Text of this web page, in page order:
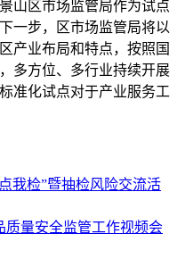
山区市场监管局作为试点
一步，区市场监管局将以
产业布局和特点，按照国
多方位、多行业持续开展
准化试点对于产业服务工
我检”暨抽检风险交流活
质量安全监管工作视频会